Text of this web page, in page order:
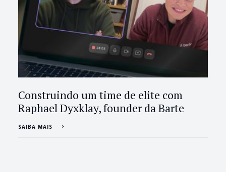
Construindo um time de elite com
Raphael Dyxklay, founder da Barte
SAIBA MAIS